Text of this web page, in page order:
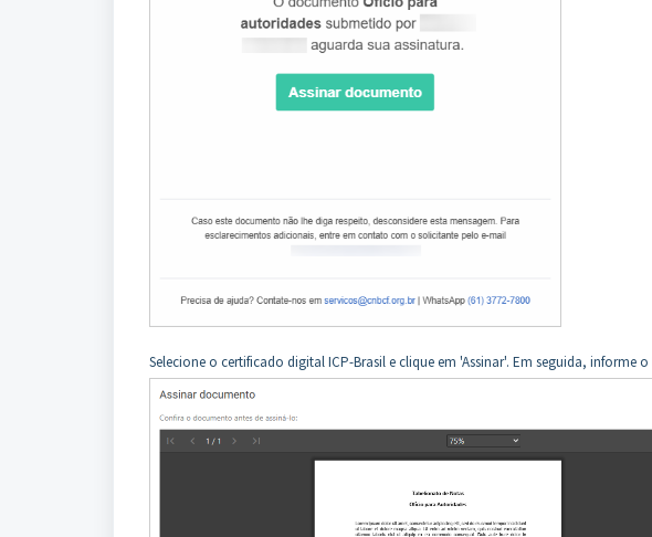
Selecione o certificado digital ICP-Brasil e clique em 'Assinar'. Em seguida, informe